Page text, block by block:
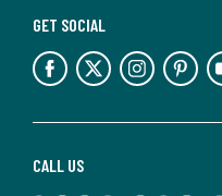
CALL US
GET SOCIAL